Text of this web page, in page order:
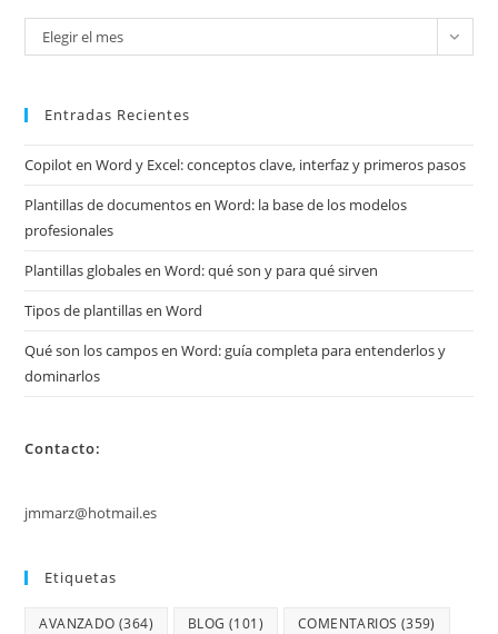
Mira
mis
Elegir el mes
Entradas Recientes
Copilot en Word y Excel: conceptos clave, interfaz y primeros pasos
Plantillas de documentos en Word: la base de los modelos
profesionales
Plantillas globales en Word: qué son y para qué sirven
Tipos de plantillas en Word
Qué son los campos en Word: guía completa para entenderlos y
dominarlos
Contacto:
jmmarz@hotmail.es
Etiquetas
AVANZADO (364) BLOG (101) COMENTARIOS (359)